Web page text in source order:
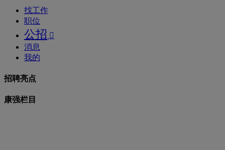
找工作
职位
公招 
消息
我的
招聘亮点
康强栏目